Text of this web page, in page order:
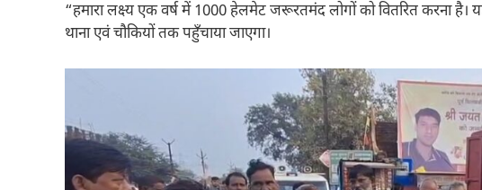
“हमारा लक्ष्य एक वर्ष में 1000 हेलमेट जरूरतमंद लोगों को वितरित करना
थाना एवं चौकियों तक पहुँचाया जाएगा।